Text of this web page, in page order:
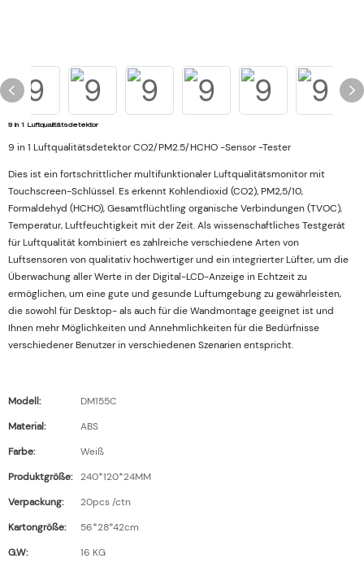
9 in 1 Luftqualitätsdetektor
9 in 1 Luftqualitätsdetektor CO2/PM2.5/HCHO -Sensor -Tester
Dies ist ein fortschrittlicher multifunktionaler Luftqualitätsmonitor mit
Touchscreen-Schlüssel. Es erkennt Kohlendioxid (CO2), PM2,5/10,
Formaldehyd (HCHO), Gesamtflüchtling organische Verbindungen (TVOC),
Temperatur, Luftfeuchtigkeit mit der Zeit. Als wissenschaftliches Testgerät
für Luftqualität kombiniert es zahlreiche verschiedene Arten von
Luftsensoren von qualitativ hochwertiger und ein integrierter Lüfter, um die
Überwachung aller Werte in der Digital-LCD-Anzeige in Echtzeit zu
ermöglichen, um eine gute und gesunde Luftumgebung zu gewährleisten,
die sowohl für Desktop- als auch für die Wandmontage geeignet ist und
Ihnen mehr Möglichkeiten und Annehmlichkeiten für die Bedürfnisse
verschiedener Benutzer in verschiedenen Szenarien entspricht.
Modell:
DM155C
Material:
ABS
Farbe:
Weiß
Produktgröße:
240*120*24MM
Verpackung:
20pcs /ctn
Kartongröße:
56*28*42cm
G.W:
16 KG